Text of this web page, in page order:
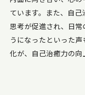
ています。また、自
思考が促進され、日
うになったといった
化が、自己治癒力の向